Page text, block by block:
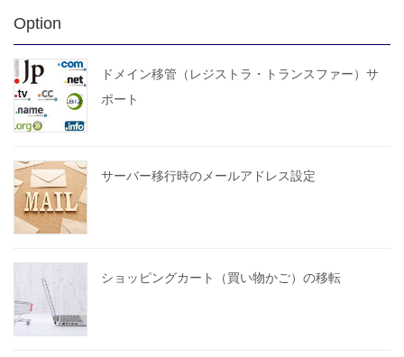
Option
ドメイン移管（レジストラ・トランスファー）サ
ポート
サーバー移行時のメールアドレス設定
ショッピングカート（買い物かご）の移転